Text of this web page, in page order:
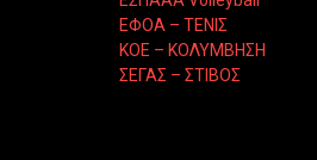
ΕΦΟΑ – ΤΕΝΙΣ
ΚΟΕ – ΚΟΛΥΜΒΗΣΗ
ΣΕΓΑΣ – ΣΤΙΒΟΣ